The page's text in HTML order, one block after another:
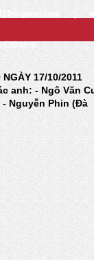
Chrome
17/10/2011
anh: - Ngô Văn
Nguyễn Phin (Đà